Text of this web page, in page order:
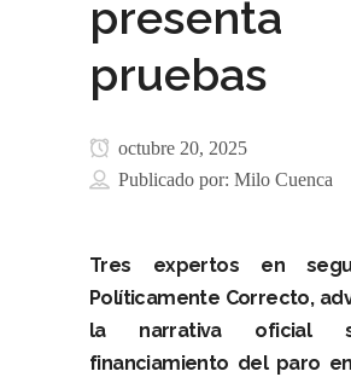
presenta
pruebas
octubre 20, 2025
Publicado por: Milo Cuenca
Tres expertos en
Políticamente Correcto,
la narrativa oficial
financiamiento del paro